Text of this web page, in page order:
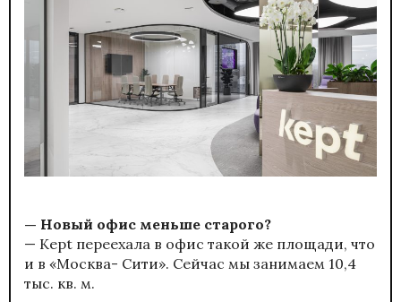
— Новый офис меньше старого?
— Kept переехала в офис такой же площади, что
и в «Москва- Сити». Сейчас мы занимаем 10,4
тыс. кв. м.